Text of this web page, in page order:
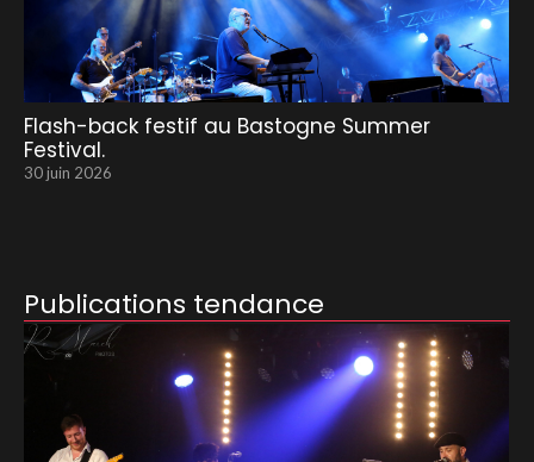
Flash-back festif au Bastogne Summer
Festival.
30 juin 2026
Publications tendance